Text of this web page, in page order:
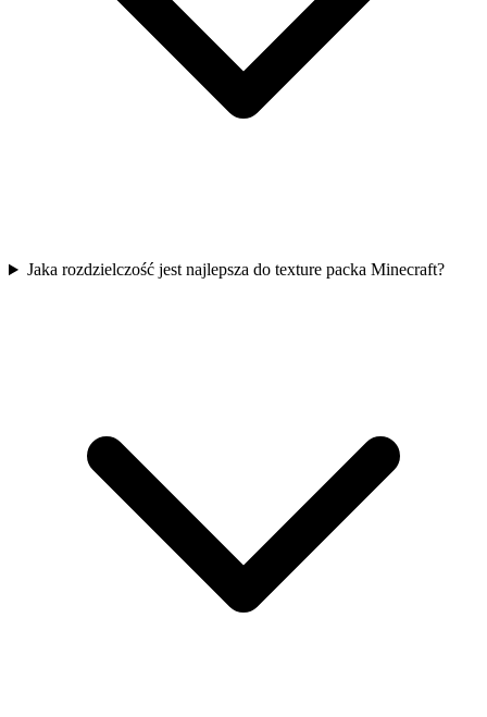
Jaka rozdzielczość jest najlepsza do texture packa Minecraft?